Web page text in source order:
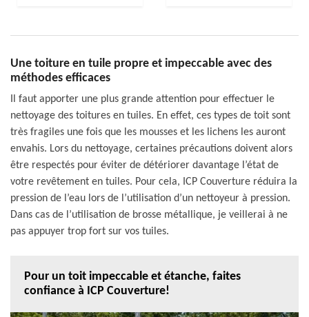
Une toiture en tuile propre et impeccable avec des
méthodes efficaces
Il faut apporter une plus grande attention pour effectuer le
nettoyage des toitures en tuiles. En effet, ces types de toit sont
très fragiles une fois que les mousses et les lichens les auront
envahis. Lors du nettoyage, certaines précautions doivent alors
être respectés pour éviter de détériorer davantage l’état de
votre revêtement en tuiles. Pour cela, ICP Couverture réduira la
pression de l’eau lors de l’utilisation d’un nettoyeur à pression.
Dans cas de l’utilisation de brosse métallique, je veillerai à ne
pas appuyer trop fort sur vos tuiles.
Pour un toit impeccable et étanche, faites
confiance à ICP Couverture!